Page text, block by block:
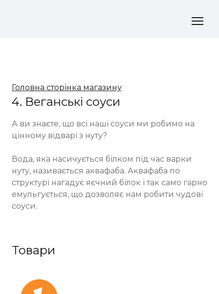
Головна сторінка магазину
4. Веганські соуси
А ви знаєте, що всі наші соуси ми робимо на
цінному відварі з нуту?
Вода, яка насичується білком під час варки
нуту, називається аквафаба. Аквафаба по
структурі нагадує яєчний білок і так само гарно
емульгується, що дозволяє нам робити чудові
соуси.
Товари